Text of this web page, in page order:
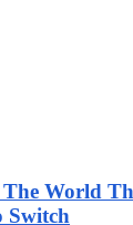
World
Switch